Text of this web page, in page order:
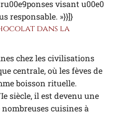
visant u00e0
responsable. »}}]}
dans la
chez les civilisations
centrale, où les fèves de
boisson rituelle.
siècle, il est devenu une
cuisines à